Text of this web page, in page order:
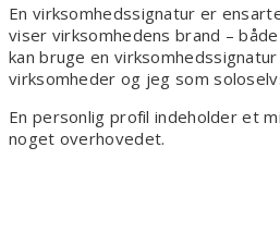
En virksomhedssignatur er
viser virksomhedens brand –
kan bruge en
virksomheder og jeg som
En personlig profil indeholder et
noget overhovedet.